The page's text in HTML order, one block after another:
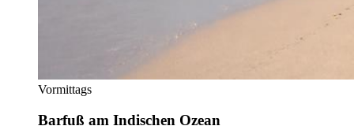
Vormittags
Barfuß am Indischen Ozean